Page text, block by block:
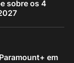
sobre os 4
em